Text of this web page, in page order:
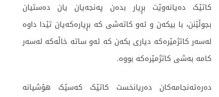
کاتێک دەیانەوێت بڕیار بدەن پەنجەیان یان دەستیان
بجوڵێنن، با بیکەن و ئەو کاتەشی کە بڕیارەکەیان تێدا داوە
لەسەر کاتژمێرەکە دیاری بکەن کە ئەو ساتە خاڵەکە لەسەر
کامە بەشی کاتژمێرەکە بووە.
دەرەئەنجامەکان دەریانخست کاتێک کەسێک هۆشیانە